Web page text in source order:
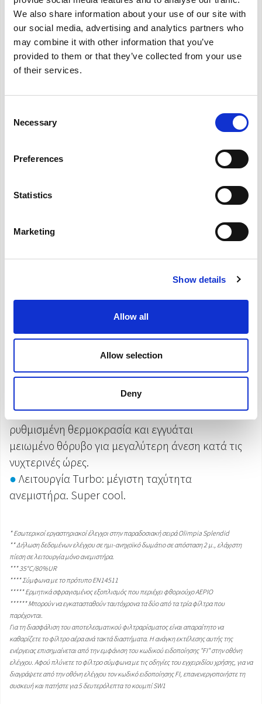
We also share information about your use of our site with
our social media, advertising and analytics partners who
may combine it with other information that you’ve
provided to them or that they’ve collected from your use
of their services.
Selection
Necessary
Preferences
Statistics
Marketing
Show details
Allow all
Allow selection
Deny
Δείκτης ονομαστικής ενεργειακής απόδοσης:EER
2,65 ***
Οικολογικό αέριο: R410A *****
Χωρίς δοχείο:αυτόματη εκκένωση του
συμπυκνώματος
Πολυλειτουργικό τηλεχειριστήριο
Χρονοδιακόπτης 12h
ροή του αέρα εκεί που θέλετε
Πρακτικές πλαϊνές λαβές
ΧΑΡΑΚΤΗΡΙΣΤΙΚΑ
Επίσης, μπορεί να χρησιμοποιηθεί μόνο η
λειτουργία ανεμιστήρα.
●Λειτουργία αφύγρανσης
ρυθμίζει την ψύξη σε
σχέση με τη θερμοκρασία περιβάλλοντος, για τη
βελτιστοποίηση της κατανάλωσης ενέργειας.
●Λειτουργία Sleep: αυξάνει σταδιακά τη
ρυθμισμένη θερμοκρασία και εγγυάται
μειωμένο θόρυβο για μεγαλύτερη άνεση κατά τις
νυχτερινές ώρες.
● Λειτουργία Turbo: μέγιστη ταχύτητα
ανεμιστήρα. Super cool.
* Εσωτερικοί εργαστηριακοί έλεγχοι στην παραδοσιακή σειρά Olimpia Splendid
** Δήλωση δεδομένων ελέγχου σε ημι-ανηχοϊκό δωμάτιο σε απόσταση 2 μ., ελάχιστη
πίεση σε λειτουργία μόνο ανεμιστήρα.
*** 35°C/80%UR
**** Σύμφωνα με το πρότυπο EN14511
***** Ερμητικά σφραγισμένος εξοπλισμός που περιέχει φθοριούχο ΑΕΡΙΟ
****** Μπορούν να εγκατασταθούν ταυτόχρονα τα δύο από τα τρία φίλτρα που
παρέχονται.
Για τη διασφάλιση του αποτελεσματικού φιλτραρίσματος είναι απαραίτητο να
καθαρίζετε το φίλτρο αέρα ανά τακτά διαστήματα. Η ανάγκη εκτέλεσης αυτής της
ενέργειας επισημαίνεται από την εμφάνιση του κωδικού ειδοποίησης "FI" στην οθόνη
ελέγχου. Αφού πλύνετε το φίλτρο σύμφωνα με τις οδηγίες του εγχειριδίου χρήσης, για να
διαγράψετε από την οθόνη ελέγχου τον κωδικό ειδοποίησης FI, επανενεργοποιήστε τη
συσκευή και πατήστε για 5 δευτερόλεπτα το κουμπί SW1